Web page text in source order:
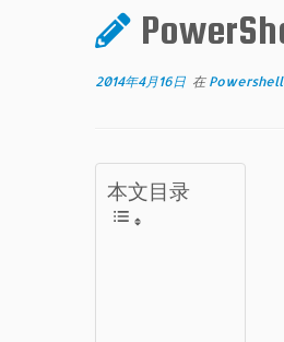
2014年4月16日 在
本文目录